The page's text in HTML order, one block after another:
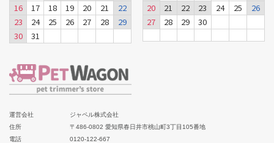
16
17 18 19 20 21
22
23
24 25 26 27 28
29
30
31
20
21 22 23 24 25
26
27
28 29 30
運営会社
ジャペル株式会社
住所
〒486-0802 愛知県春日井市桃山町3丁目105番地
電話
0120-122-667